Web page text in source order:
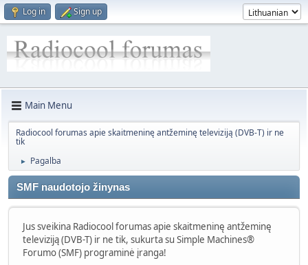
Log in Sign up
Main Menu
Radiocool forumas apie skaitmeninę antžeminę televiziją (DVB-T) ir ne
tik
► Pagalba
SMF naudotojo žinynas
Jus sveikina Radiocool forumas apie skaitmeninę antžeminę
televiziją (DVB-T) ir ne tik, sukurta su Simple Machines®
Forumo (SMF) programinė įranga!